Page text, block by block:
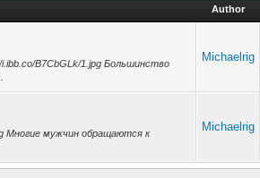
Author
B7CbGLk/1.jpg Большинство
Michaelrig
Многие мужчин обращаются к
Michaelrig